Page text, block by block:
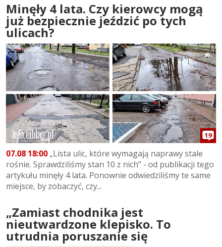
Minęły 4 lata. Czy kierowcy mogą
już bezpiecznie jeździć po tych
ulicach?
19
07.08 18:00 „Lista ulic, które wymagają naprawy stale
rośnie. Sprawdziliśmy stan 10 z nich” - od publikacji tego
artykułu minęły 4 lata. Ponownie odwiedziliśmy te same
miejsce, by zobaczyć, czy...
„Zamiast chodnika jest
nieutwardzone klepisko. To
utrudnia poruszanie się